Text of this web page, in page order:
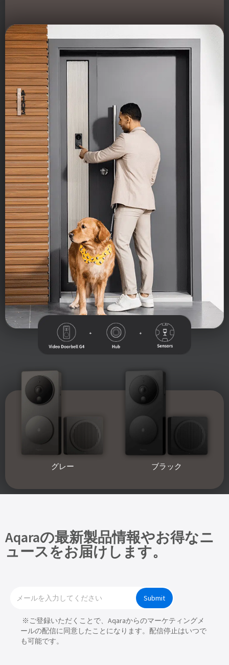
グレー ブラック
Aqaraの最新製品情報やお得なニ
ュースをお届けします。
Submit
※ご登録いただくことで、Aqaraからのマーケティングメ
ールの配信に同意したことになります。配信停止はいつで
も可能です。